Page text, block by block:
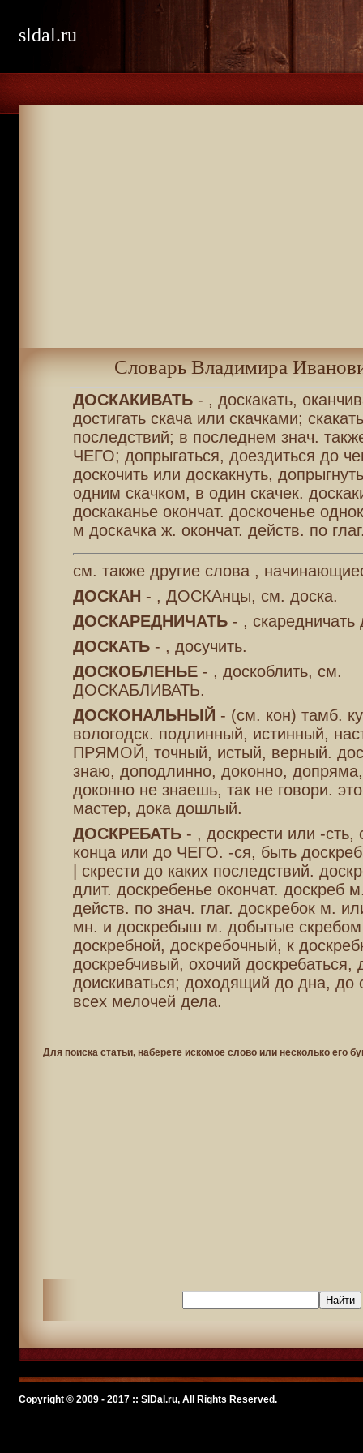
sldal.ru
Словарь Владимира
ДОСКАКИВАТЬ- , доскакать,
достигать скача или скачками;
последствий; в последнем знач.
ЧЕГО; допрыгаться, доездиться до
доскочить или доскакнуть,
одним скачком, в один скачек.
доскаканье окончат. доскоченье
м доскачка ж. окончат. действ. по
см. также другие слова ,
ДОСКАН - , ДОСКАнцы, см. доска.
ДОСКАРЕДНИЧАТЬ- ,
ДОСКАТЬ- , досучить.
ДОСКОБЛЕНЬЕ- , доскоблить, см.
ДОСКАБЛИВАТЬ.
ДОСКОНАЛЬНЫЙ - (см. кон) тамб.
вологодск. подлинный, истинный,
ПРЯМОЙ, точный, истый, верный.
знаю, доподлинно, доконно,
доконно не знаешь, так не говори.
мастер, дока дошлый.
ДОСКРЕБАТЬ- , доскрести или -сть,
конца или до ЧЕГО. -ся, быть
| скрести до каких последствий.
длит. доскребенье окончат. доскреб
действ. по знач. глаг. доскребок м.
мн. и доскребыш м. добытые скребом
доскребной, доскребочный, к
доскребчивый, охочий доскребаться,
доискиваться; доходящий до дна, до
всех мелочей дела.
Для поиска статьи, наберете искомое слово или несколько его
Copyright © 2009 - 2017 :: SlDal.ru, All Rights Reserved.